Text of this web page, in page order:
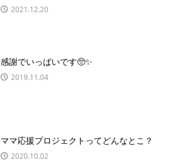
2021.12.20
感謝でいっぱいです🥺✨
2019.11.04
ママ応援プロジェクトってどんなとこ？
2020.10.02